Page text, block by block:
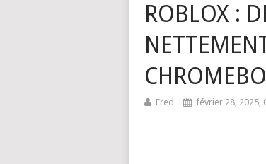
ROBLOX :
Fred février 28, 2025,